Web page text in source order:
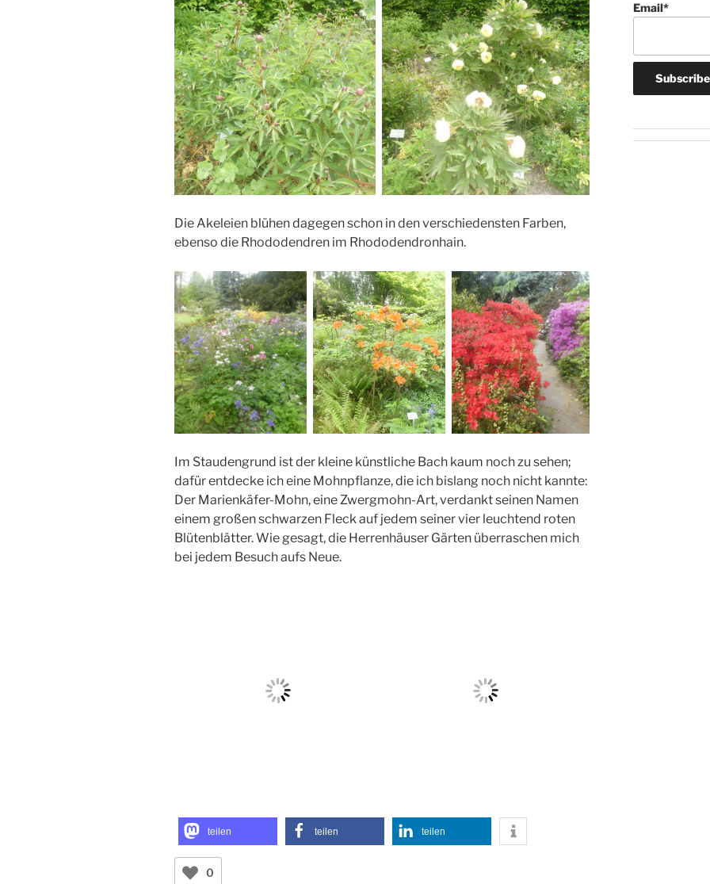
Die Akeleien blühen dagegen schon in den verschiedensten Farben,
ebenso die Rhododendren im Rhododendronhain.
Im Staudengrund ist der kleine künstliche Bach kaum noch zu sehen;
dafür entdecke ich eine Mohnpflanze, die ich bislang noch nicht kannte:
Der Marienkäfer-Mohn, eine Zwergmohn-Art, verdankt seinen Namen
einem großen schwarzen Fleck auf jedem seiner vier leuchtend roten
Blütenblätter. Wie gesagt, die Herrenhäuser Gärten überraschen mich
bei jedem Besuch aufs Neue.
0
Email*